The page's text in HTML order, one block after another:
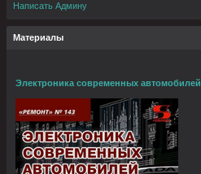
Написать Админу
Материалы
Электроника современных автомобилей